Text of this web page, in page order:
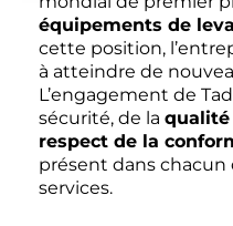
équipements de
cette position,
à atteindre de
L’engagement de
sécurité, de la qualité
respect de la
présent dans chacun
services.